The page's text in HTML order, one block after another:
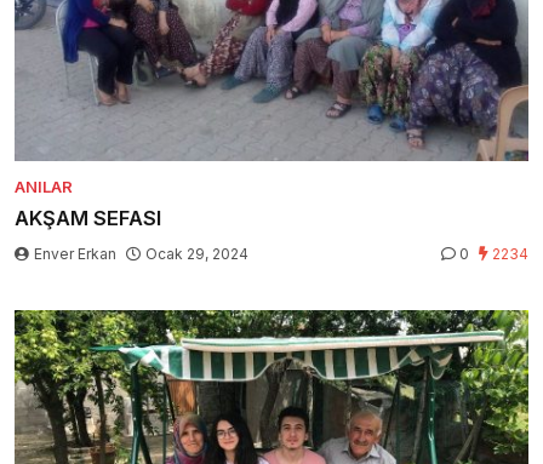
ANILAR
AKŞAM SEFASI
Enver Erkan Ocak 29, 2024 0 2234